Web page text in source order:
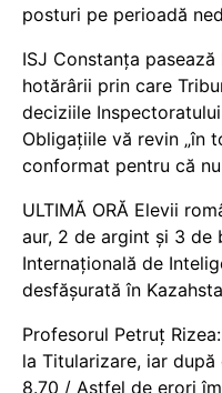
posturi pe perioadă
ISJ Constanța
hotărârii prin care
deciziile
Obligațiile vă revin „în
conformat pentru că
ULTIMĂ ORĂ Elevii
aur, 2 de argint și 3 de
Internațională de
desfășurată în
Profesorul Petruț
la Titularizare, iar
8.70 / Astfel de erori